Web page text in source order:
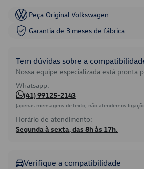
Peça Original Volkswagen
Garantia de 3 meses de fábrica
Tem dúvidas sobre a
Nossa equipe especializada está pronta
Whatsapp:
(41) 99125-2143
(apenas mensagens de texto, não atendemos
Horário de atendimento:
Segunda à sexta, das 8h às 17h.
Verifique a compatibilidade